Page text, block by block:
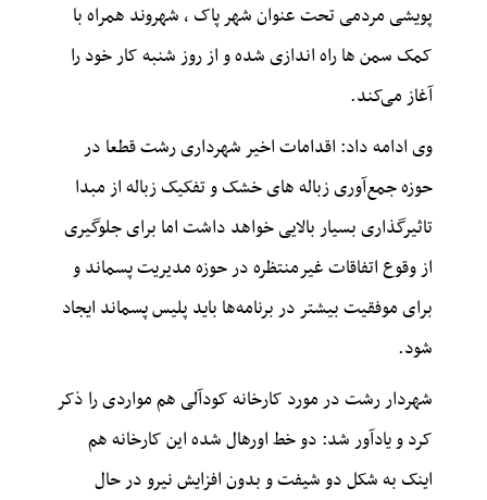
پویشی مردمی تحت عنوان شهر پاک ، شهروند همراه با
کمک سمن ها راه اندازی شده و از روز شنبه کار خود را
آغاز می‌کند.
وی ادامه داد: اقدامات اخیر شهرداری رشت قطعا در
حوزه جمع‌آوری زباله های خشک و تفکیک زباله از مبدا
تاثیرگذاری بسیار بالایی خواهد داشت اما برای جلوگیری
از وقوع اتفاقات غیرمنتظره در حوزه مدیریت پسماند و
برای موفقیت بیشتر در برنامه‌ها باید پلیس پسماند ایجاد
شود.
شهردار رشت در مورد کارخانه کودآلی هم مواردی را ذکر
کرد و یادآور شد: دو خط اورهال شده این کارخانه هم
اینک به شکل دو شیفت و بدون افزایش نیرو در حال